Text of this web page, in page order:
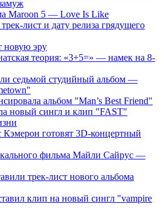
Maroon 5 — Love Is Like
лист и дату релиза грядущего
новую эру
теория: «3+5=» — намек на 8-
седьмой студийный альбом —
альбом "Man’s Best Friend"
новый сингл и клип "FAST"
готовят 3D-концертный
фильма Майли Сайрус —
трек-лист нового альбома
клип на новый сингл "vampire